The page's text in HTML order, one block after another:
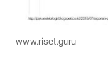
www.riset.guru